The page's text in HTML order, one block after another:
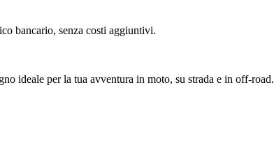
bancario, senza costi aggiuntivi.
ideale per la tua avventura in moto, su strada e in off-road.